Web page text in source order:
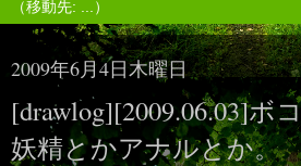
2009年6月4日木曜日
[drawlog][2009.06.03]ボ
妖精とかアナルとか。